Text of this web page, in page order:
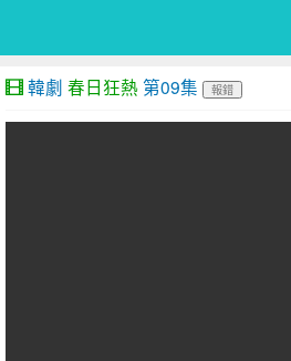
韓劇 春日狂熱第09集 報錯